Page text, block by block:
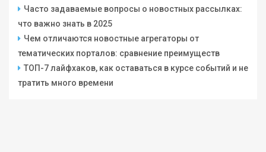
Часто задаваемые вопросы о новостных рассылках:
что важно знать в 2025
Чем отличаются новостные агрегаторы от
тематических порталов: сравнение преимуществ
ТОП-7 лайфхаков, как оставаться в курсе событий и не
тратить много времени